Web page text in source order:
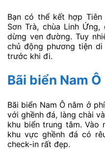
Bạn có thể kết hợp
Sơn Trà, chùa Linh
dừng ven đường. Tuy
chủ động phương tiện
trước khi đi.
Bãi biển Nam Ô
Bãi biển Nam Ô nằm ở
với ghềnh đá, làng chài
khu biển trung tâm. Vào
khu vực ghềnh đá có
check-in rất đẹp.